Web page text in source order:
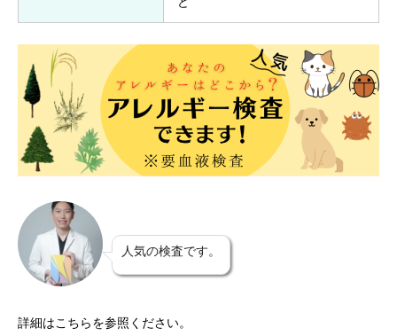
人気の検査です。
詳細はこちらを参照ください。